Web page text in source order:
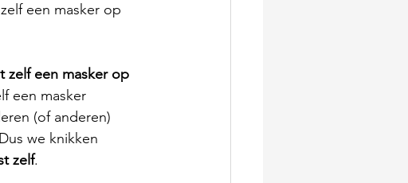
een masker op
zelf een masker op
een masker
(of anderen)
we knikken
zelf.